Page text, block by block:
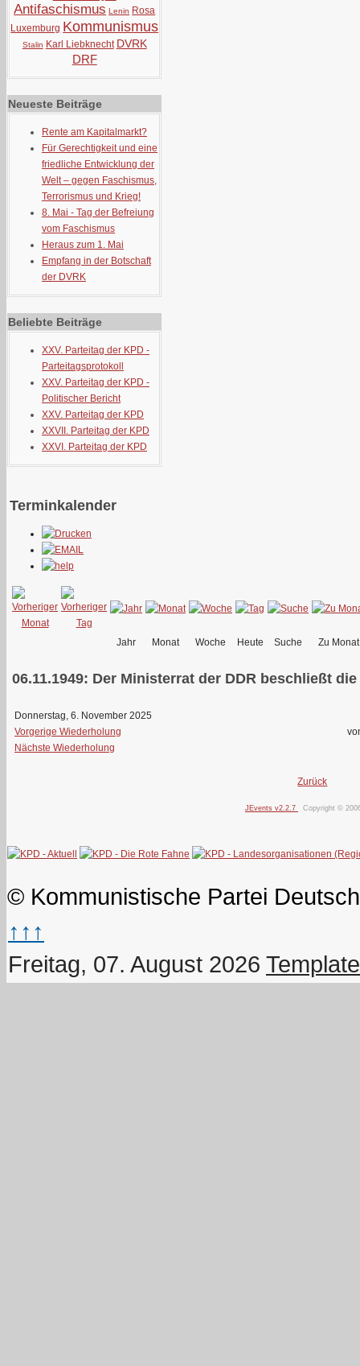
Antifaschismus Lenin Rosa
Luxemburg Kommunismus
Stalin Karl Liebknecht DVRK
DRF
Neueste Beiträge
Rente am Kapitalmarkt?
Für Gerechtigkeit und eine
friedliche Entwicklung der
Welt – gegen Faschismus,
Terrorismus und Krieg!
8. Mai - Tag der Befreiung
vom Faschismus
Heraus zum 1. Mai
Empfang in der Botschaft
der DVRK
Beliebte Beiträge
XXV. Parteitag der KPD -
Parteitagsprotokoll
XXV. Parteitag der KPD -
Politischer Bericht
XXV. Parteitag der KPD
XXVII. Parteitag der KPD
XXVI. Parteitag der KPD
Terminkalender
Jahr Monat Woche Heute Suche Zu Monat
06.11.1949: Der Ministerrat der DDR beschließt
Donnerstag, 6. November 2025
Vorgerige Wiederholung
Nächste Wiederholung
Zurück
JEvents v2.2.7 Copyright ©
© Kommunistische Partei
↑↑↑
Freitag, 07. August 2026